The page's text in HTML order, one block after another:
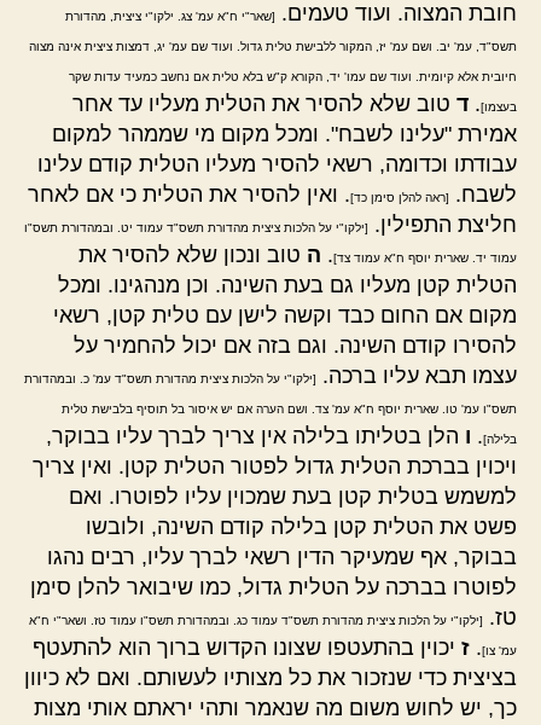
חובת המצוה. ועוד טעמים.
[שאר"י ח"א עמ' צג. ילקו"י ציצית, מהדורת
תשס"ד, עמ' יב. ושם עמ' יז, המקור ללבישת טלית גדול. ועוד שם עמ' יג, דמצות ציצית אינה מצוה
חיובית אלא קיומית. ועוד שם עמו' יד, הקורא ק"ש בלא טלית אם נחשב כמעיד עדות שקר
בעצמו]. ד טוב שלא להסיר את הטלית מעליו עד אחר
אמירת "עלינו לשבח". ומכל מקום מי שממהר למקום
עבודתו וכדומה, רשאי להסיר מעליו הטלית קודם עלינו
לשבח.
[ראה להלן סימן כד]. ואין להסיר את הטלית כי אם לאחר
חליצת התפילין.
[ילקו"י על הלכות ציצית מהדורת תשס"ד עמוד יט. ובמהדורת תשס"ו
עמוד יד. שארית יוסף ח"א עמוד צד]. ה טוב ונכון שלא להסיר את
הטלית קטן מעליו גם בעת השינה. וכן מנהגינו. ומכל
מקום אם החום כבד וקשה לישן עם טלית קטן, רשאי
להסירו קודם השינה. וגם בזה אם יכול להחמיר על
עצמו תבא עליו ברכה.
[ילקו"י על הלכות ציצית מהדורת תשס"ד עמ' כ. ובמהדורת
תשס"ו עמ' טו. שארית יוסף ח"א עמ' צד. ושם הערה אם יש איסור בל תוסיף בלבישת טלית
בלילה]. ו הלן בטליתו בלילה אין צריך לברך עליו בבוקר,
ויכוין בברכת הטלית גדול לפטור הטלית קטן. ואין צריך
למשמש בטלית קטן בעת שמכוין עליו לפוטרו. ואם
פשט את הטלית קטן בלילה קודם השינה, ולובשו
בבוקר, אף שמעיקר הדין רשאי לברך עליו, רבים נהגו
לפוטרו בברכה על הטלית גדול, כמו שיבואר להלן סימן
טז.
[ילקו"י על הלכות ציצית מהדורת תשס"ד עמוד כג. ובמהדורת תשס"ו עמוד טז. ושאר"י ח"א
עמ' צו]. ז יכוין בהתעטפו שצונו הקדוש ברוך הוא להתעטף
בציצית כדי שנזכור את כל מצותיו לעשותם. ואם לא כיוון
כך, יש לחוש משום מה שנאמר ותהי יראתם אותי מצות